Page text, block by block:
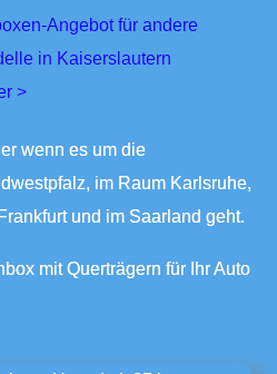
in Kaiserslautern
>
im Raum Karlsruhe,
und im Saarland geht.
mit Querträgern für Ihr Auto